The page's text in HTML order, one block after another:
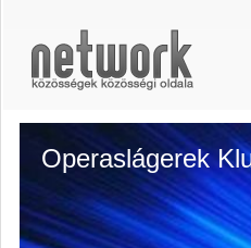
Operaslágerek